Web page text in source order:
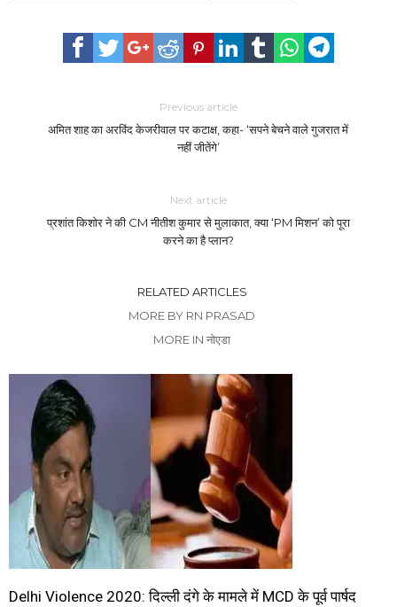
Previous article
अमित शाह का अरविंद केजरीवाल पर कटाक्ष, कहा- ‘सपने बेचने वाले गुजरात में
नहीं जीतेंगे’
Next article
प्रशांत किशोर ने की CM नीतीश कुमार से मुलाकात, क्या ‘PM मिशन’ को पूरा
करने का है प्लान?
RELATED ARTICLES
MORE BY RN PRASAD
MORE IN नोएडा
Delhi Violence 2020: दिल्ली दंगे के मामले में MCD के पूर्व पार्षद